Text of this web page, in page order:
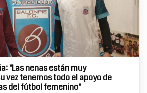
"Las nenas están muy
vez tenemos todo el apoyo de
del fútbol femenino"